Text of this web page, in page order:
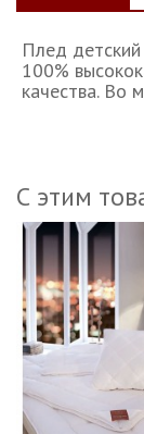
Плед
100%
качества. Во
С этим